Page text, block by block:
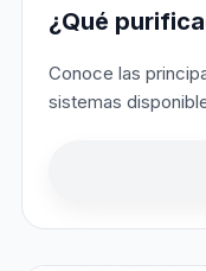
¿Qué
Conoce las
sistemas